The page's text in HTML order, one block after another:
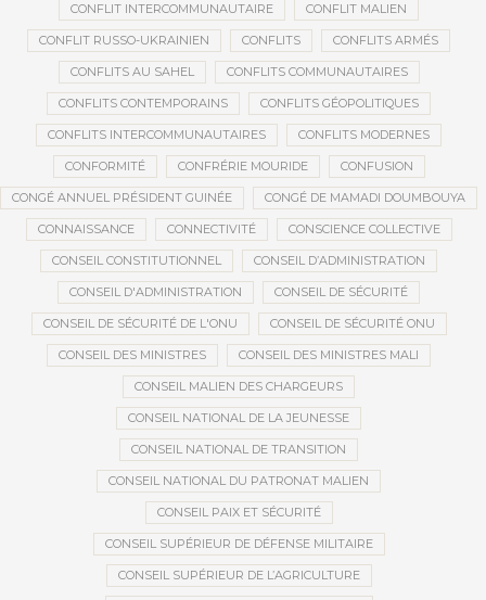
CONFLIT INTERCOMMUNAUTAIRE CONFLIT MALIEN
CONFLIT RUSSO-UKRAINIEN CONFLITS CONFLITS ARMÉS
CONFLITS AU SAHEL CONFLITS COMMUNAUTAIRES
CONFLITS CONTEMPORAINS CONFLITS GÉOPOLITIQUES
CONFLITS INTERCOMMUNAUTAIRES CONFLITS MODERNES
CONFORMITÉ CONFRÉRIE MOURIDE CONFUSION
CONGÉ ANNUEL PRÉSIDENT GUINÉE CONGÉ DE MAMADI DOUMBOUYA
CONNAISSANCE CONNECTIVITÉ CONSCIENCE COLLECTIVE
CONSEIL CONSTITUTIONNEL CONSEIL D’ADMINISTRATION
CONSEIL D'ADMINISTRATION CONSEIL DE SÉCURITÉ
CONSEIL DE SÉCURITÉ DE L'ONU CONSEIL DE SÉCURITÉ ONU
CONSEIL DES MINISTRES CONSEIL DES MINISTRES MALI
CONSEIL MALIEN DES CHARGEURS
CONSEIL NATIONAL DE LA JEUNESSE
CONSEIL NATIONAL DE TRANSITION
CONSEIL NATIONAL DU PATRONAT MALIEN
CONSEIL PAIX ET SÉCURITÉ
CONSEIL SUPÉRIEUR DE DÉFENSE MILITAIRE
CONSEIL SUPÉRIEUR DE L’AGRICULTURE